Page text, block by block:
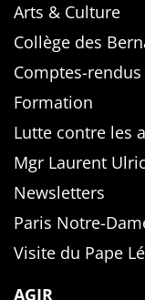
Arts & Culture
Collège des
Comptes-rendus
Formation
Lutte contre les
Mgr Laurent
Newsletters
Paris Notre-
Visite du Pape
AGIR